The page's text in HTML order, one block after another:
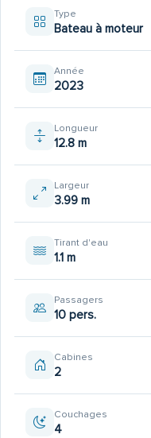
Type
Bateau à moteur
Année
2023
Longueur
12.8 m
Largeur
3.99 m
Tirant d'eau
1.1 m
Passagers
10 pers.
Cabines
2
Couchages
4